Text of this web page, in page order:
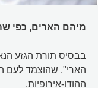
מיהם הארים, כפי
בבסיס תורת הגזע
הארי", שהוצמד לעם
ההודו-אירופיות.